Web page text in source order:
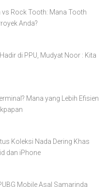
Rock Tooth: Mana Tooth
Anda?
di PPU, Mudyat Noor : Kita
Mana yang Lebih Efisien
Koleksi Nada Dering Khas
dan iPhone
Mobile Asal Samarinda